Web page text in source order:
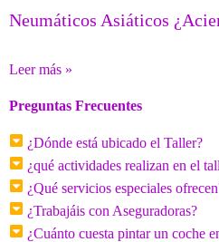
Neumáticos Asiáticos
Leer más »
Preguntas Frecuentes
¿Dónde está ubicado el Taller?
¿qué actividades realizan en el
¿Qué servicios especiales
¿Trabajáis con Aseguradoras?
¿Cuánto cuesta pintar un coche